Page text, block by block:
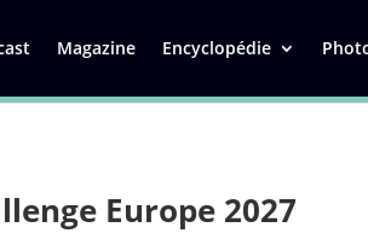
Magazine Encyclopédie
Europe 2027